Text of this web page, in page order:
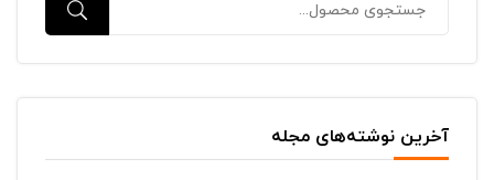
آخرین نوشته‌های مجله